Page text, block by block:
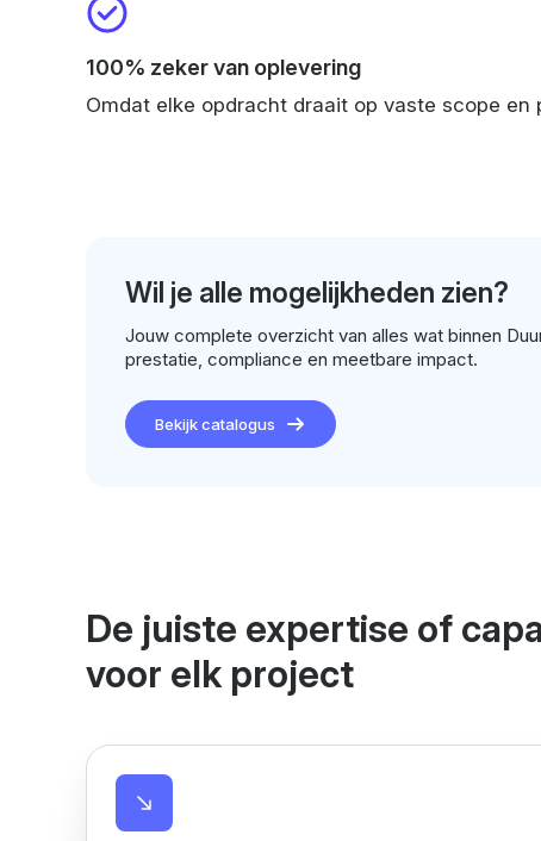
100% zeker van oplevering
Omdat elke opdracht draait op vaste scope
Wil je alle mogelijkheden zien?
Jouw complete overzicht van alles wat binnen
prestatie, compliance en meetbare impact.
Bekijk catalogus
De juiste expertise of
voor elk project